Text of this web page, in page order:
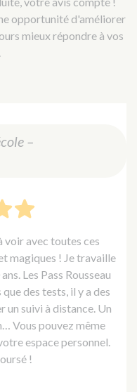
opportunité d'améliorer
mieux répondre à vos
–
voir avec toutes ces
magiques ! Je travaille
Les Pass Rousseau
que des tests, il y a des
un suivi à distance. Un
Vous pouvez même
espace personnel.
!